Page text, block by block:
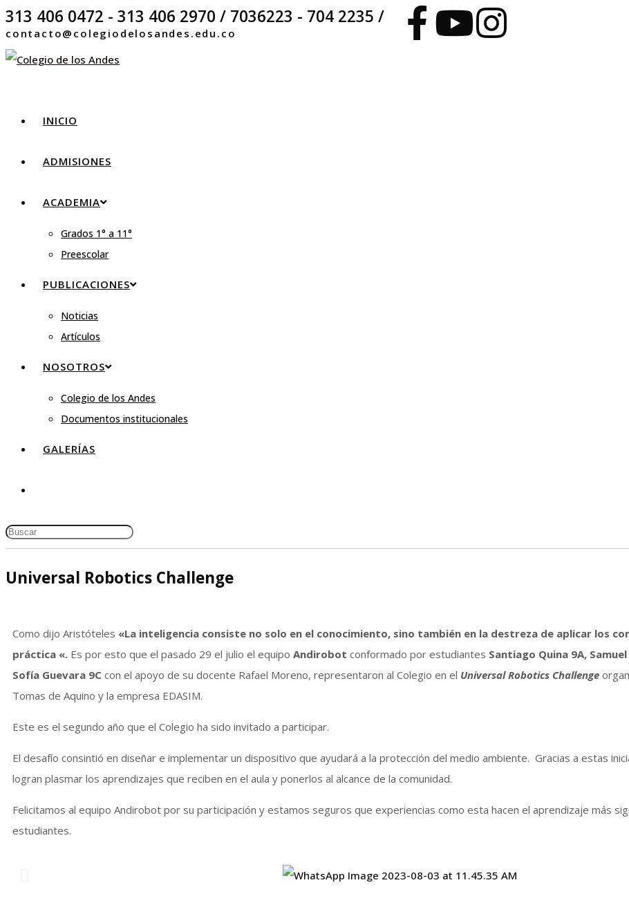
313 406 0472 - 313 406 2970 / 7036223 - 704 2235 /
contacto@colegiodelosandes.edu.co
INICIO
ADMISIONES
ACADEMIA
Grados 1° a 11°
Preescolar
PUBLICACIONES
Noticias
Artículos
NOSOTROS
Colegio de los Andes
Documentos institucionales
GALERÍAS
Universal Robotics Challenge
Como dijo Aristóteles «La inteligencia consiste no solo en el conocimiento, sino también en la destreza de aplicar los
práctica «. Es por esto que el pasado 29 el julio el equipo Andirobot conformado por estudiantes Santiago Quina 9A,
Sofía Guevara 9C con el apoyo de su docente Rafael Moreno, representaron al Colegio en el Universal Robotics Challenge
Tomas de Aquino y la empresa EDASIM.
Este es el segundo año que el Colegio ha sido invitado a participar.
El desafío consintió en diseñar e implementar un dispositivo que ayudará a la protección del medio ambiente. Gracias a estas
logran plasmar los aprendizajes que reciben en el aula y ponerlos al alcance de la comunidad.
Felicitamos al equipo Andirobot por su participación y estamos seguros que experiencias como esta hacen el aprendizaje más
estudiantes.